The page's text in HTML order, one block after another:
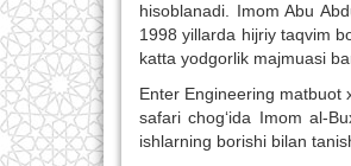
hisoblanadi. Imom Abu
1998 yillarda hijriy taqvim
katta yodgorlik majmuasi
Enter Engineering matbuot
safari chog‘ida Imom al-
ishlarning borishi bilan